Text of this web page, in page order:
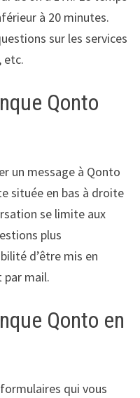
à 20 minutes.
sur les services
etc.
Qonto
un message à Qonto
située en bas à droite
se limite aux
plus
d’être mis en
par mail.
Qonto en
qui vous